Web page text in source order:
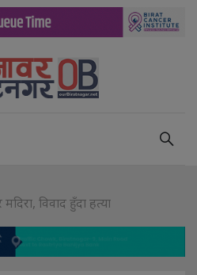
विवाद हुँदा हत्या